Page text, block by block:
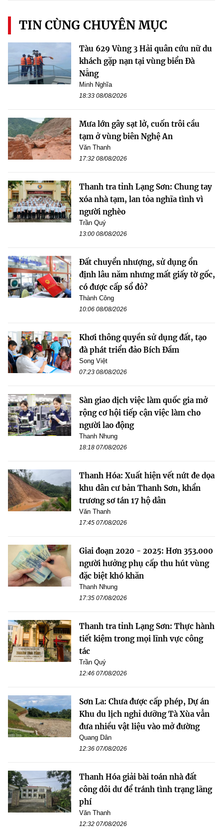
TIN CÙNG CHUYÊN MỤC
Tàu 629 Vùng 3 Hải quân cứu nữ du
khách gặp nạn tại vùng biển Đà
Nẵng
Minh Nghĩa
18:33 08/08/2026
Mưa lớn gây sạt lở, cuốn trôi cầu
tạm ở vùng biên Nghệ An
Văn Thanh
17:32 08/08/2026
Thanh tra tỉnh Lạng Sơn: Chung tay
xóa nhà tạm, lan tỏa nghĩa tình vì
người nghèo
Trần Quý
13:00 08/08/2026
Đất chuyển nhượng, sử dụng ổn
định lâu năm nhưng mất giấy tờ gốc,
có được cấp sổ đỏ?
Thành Công
10:06 08/08/2026
Khơi thông quyền sử dụng đất, tạo
đà phát triển đảo Bích Đầm
Song Việt
07:23 08/08/2026
Sàn giao dịch việc làm quốc gia mở
rộng cơ hội tiếp cận việc làm cho
người lao động
Thanh Nhung
18:18 07/08/2026
Thanh Hóa: Xuất hiện vết nứt đe dọa
khu dân cư bản Thanh Sơn, khẩn
trương sơ tán 17 hộ dân
Văn Thanh
17:45 07/08/2026
Giai đoạn 2020 - 2025: Hơn 353.000
người hưởng phụ cấp thu hút vùng
đặc biệt khó khăn
Thanh Nhung
17:35 07/08/2026
Thanh tra tỉnh Lạng Sơn: Thực hành
tiết kiệm trong mọi lĩnh vực công
tác
Trần Quý
12:46 07/08/2026
Sơn La: Chưa được cấp phép, Dự án
Khu du lịch nghỉ dưỡng Tà Xùa vẫn
đưa nhiều vật liệu vào mở đường
Quang Dân
12:36 07/08/2026
Thanh Hóa giải bài toán nhà đất
công dôi dư để tránh tình trạng lãng
phí
Văn Thanh
12:32 07/08/2026